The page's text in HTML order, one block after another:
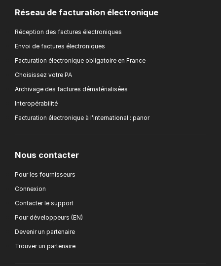
Réseau de facturation électronique
Réception des factures électroniques
Envoi de factures électroniques
Facturation électronique obligatoire en France
Choisissez votre PA
Archivage des factures dématérialisées
Interopérabilité
Facturation électronique à l’international : panor
Nous contacter
Pour les fournisseurs
Connexion
Contacter le support
Pour développeurs (EN)
Devenir un partenaire
Trouver un partenaire